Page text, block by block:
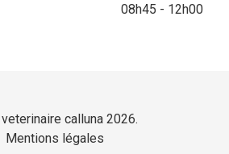
08h45 - 12h00
calluna 2026.
Mentions légales